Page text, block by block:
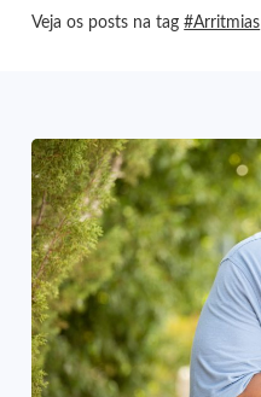
Veja os posts na tag#Arritmias